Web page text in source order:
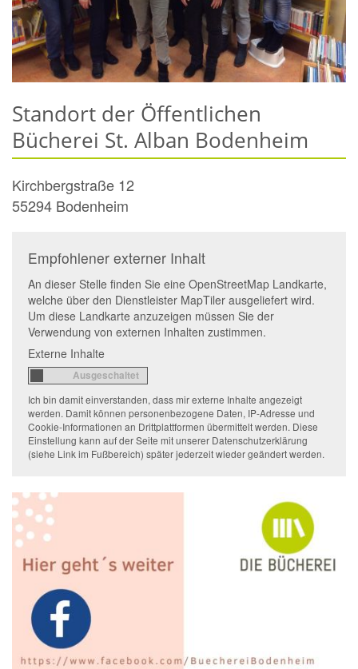
Standort der Öffentlichen
Bücherei St. Alban Bodenheim
Kirchbergstraße 12
55294 Bodenheim
Empfohlener externer Inhalt
An dieser Stelle finden Sie eine OpenStreetMap Landkarte,
welche über den Dienstleister MapTiler ausgeliefert wird.
Um diese Landkarte anzuzeigen müssen Sie der
Verwendung von externen Inhalten zustimmen.
Externe Inhalte
Ich bin damit einverstanden, dass mir externe Inhalte angezeigt
werden. Damit können personenbezogene Daten, IP-Adresse und
Cookie-Informationen an Drittplattformen übermittelt werden. Diese
Einstellung kann auf der Seite mit unserer Datenschutzerklärung
(siehe Link im Fußbereich) später jederzeit wieder geändert werden.